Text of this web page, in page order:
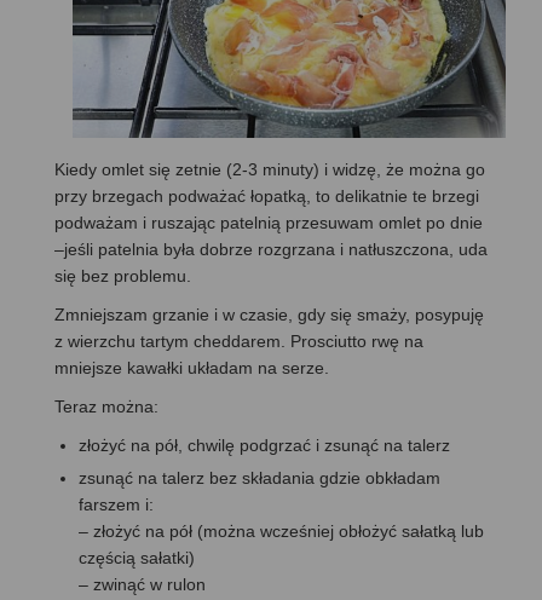
Kiedy omlet się zetnie (2-3 minuty) i widzę, że można go
przy brzegach podważać łopatką, to delikatnie te brzegi
podważam i ruszając patelnią przesuwam omlet po dnie
–jeśli patelnia była dobrze rozgrzana i natłuszczona, uda
się bez problemu.
Zmniejszam grzanie i w czasie, gdy się smaży, posypuję
z wierzchu tartym cheddarem. Prosciutto rwę na
mniejsze kawałki układam na serze.
Teraz można:
złożyć na pół, chwilę podgrzać i zsunąć na talerz
zsunąć na talerz bez składania gdzie obkładam
farszem i:
– złożyć na pół (można wcześniej obłożyć sałatką lub
częścią sałatki)
– zwinąć w rulon